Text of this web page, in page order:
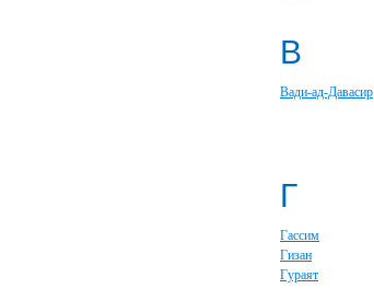
В
Вади-ад-Давасир
Г
Гассим
Гизан
Гураят